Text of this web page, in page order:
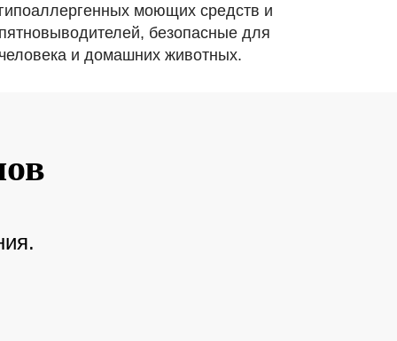
гипоаллергенных моющих средств и
пятновыводителей, безопасные для
человека и домашних животных.